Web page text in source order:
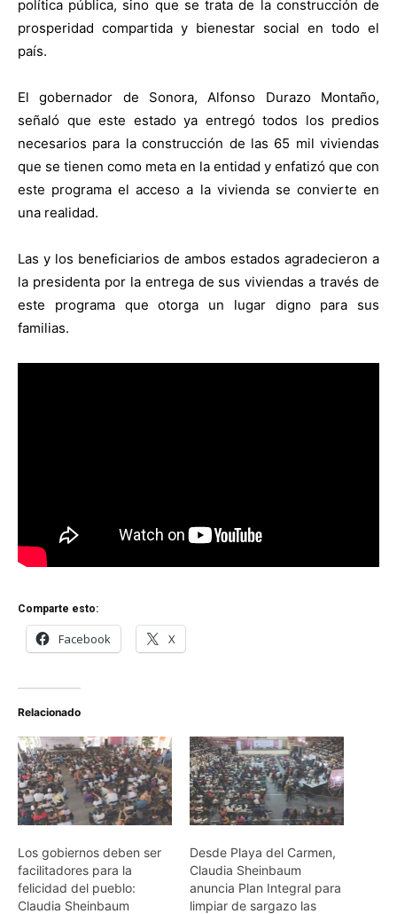
política pública, sino que se trata de la construcción de
prosperidad compartida y bienestar social en todo el
país.
El gobernador de Sonora, Alfonso Durazo Montaño,
señaló que este estado ya entregó todos los predios
necesarios para la construcción de las 65 mil viviendas
que se tienen como meta en la entidad y enfatizó que con
este programa el acceso a la vivienda se convierte en
una realidad.
Las y los beneficiarios de ambos estados agradecieron a
la presidenta por la entrega de sus viviendas a través de
este programa que otorga un lugar digno para sus
familias.
Comparte esto:
Facebook X
Relacionado
Los gobiernos deben ser
facilitadores para la
felicidad del pueblo:
Claudia Sheinbaum
Desde Playa del Carmen,
Claudia Sheinbaum
anuncia Plan Integral para
limpiar de sargazo las